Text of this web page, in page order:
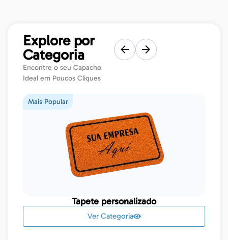
Explore por
Categoria
Encontre o seu Capacho
Ideal em Poucos Cliques
Mais Popular
Tapete personalizado
Ver Categoria